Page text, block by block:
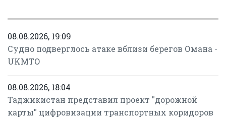
08.08.2026, 19:09
Судно подверглось атаке вблизи берегов Омана -
UKMTO
08.08.2026, 18:04
Таджикистан представил проект "дорожной
карты" цифровизации транспортных коридоров